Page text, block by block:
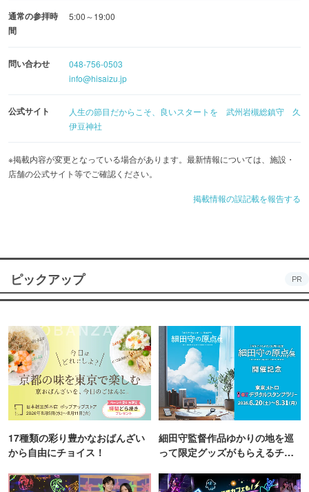
たという国造り・国土開拓の神様でもあります。
[月次祭（つきなみさい）]
毎月、お朔（おついたち、一日）に月次祭を挙行していま
す。
月次祭とは、月の初めに不自由なく生かされていることに
るお祭りです。祈願後季節のごはん物を召し上がっていた
だいております。また、お神酒をお分かちいたしておりま
すので益々神様のお力が体の中にまで浸透していくことで
●時 間…9:00～10:00ごろまで。
※通い瓶子にてお神酒をお分かちいたします。
新年を迎えるということは歳神さま（お正月さま）を迎え
るという事です。
年が改まるからおめでたいだけでなく、歳神さまという稲
等の御霊である豊作の神が我が家にやってくるからです。
歳神＝年神で「年」は「稔」に通じ、文字通り稲等のを実
りを与える神さまです。
豊作を祈る文字は、稲等の種をまき、収穫するまでの1年
という意味で年月の「年」としても使われるようになった
通常の参拝時
間
5:00～19:00
問い合わせ
048-756-0503
info@hisaizu.jp
公式サイト
人生の節目だからこそ、良いスタートを 武州岩槻総鎮守 久
伊豆神社
※掲載内容が変更となっている場合があります。最新情報については、施設・
店舗の公式サイト等でご確認ください。
掲載情報の誤記載を報告する
ピックアップ PR
17種類の彩り豊かなおばんざい
から自由にチョイス！
細田守監督作品ゆかりの地を巡
って限定グッズがもらえるチャ